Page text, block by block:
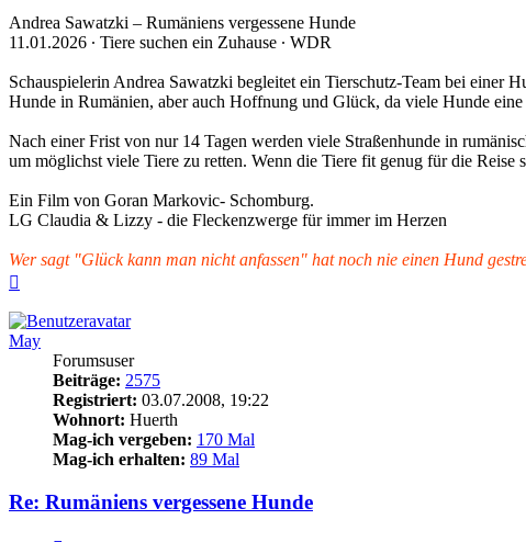
Andrea Sawatzki – Rumäniens vergessene Hunde
11.01.2026 ∙ Tiere suchen ein Zuhause ∙ WDR
Schauspielerin Andrea Sawatzki begleitet ein Tierschutz-Team bei einer
Hunde in Rumänien, aber auch Hoffnung und Glück, da viele Hunde
Nach einer Frist von nur 14 Tagen werden viele Straßenhunde in
um möglichst viele Tiere zu retten. Wenn die Tiere fit genug für die Reise
Ein Film von Goran Markovic- Schomburg.
LG Claudia & Lizzy - die Fleckenzwerge für immer im Herzen
Wer sagt "Glück kann man nicht anfassen" hat noch nie einen Hund
May
Forumsuser
Beiträge: 2575
Registriert: 03.07.2008, 19:22
Wohnort: Huerth
Mag-ich vergeben: 170 Mal
Mag-ich erhalten: 89 Mal
Re: Rumäniens vergessene Hunde